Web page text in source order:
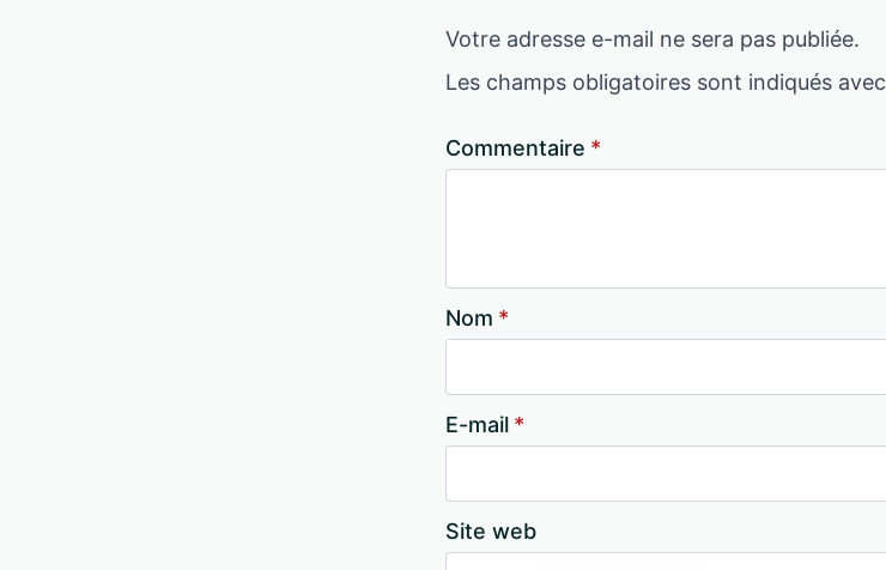
Votre adresse e-mail ne sera pas publiée.
Les champs obligatoires sont indiqués avec
Commentaire *
Nom *
E-mail *
Site web